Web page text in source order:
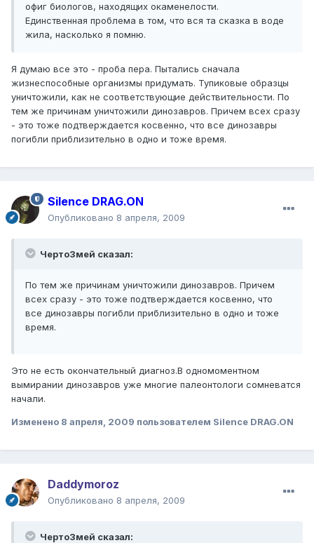
офиг биологов, находящих окаменелости.
Единственная проблема в том, что вся та сказка в воде
жила, насколько я помню.
Я думаю все это - проба пера. Пытались сначала
жизнеспособные организмы придумать. Тупиковые образцы
уничтожили, как не соответствующие действительности. По
тем же причинам уничтожили динозавров. Причем всех сразу
- это тоже подтверждается косвенно, что все динозавры
погибли приблизительно в одно и тоже время.
Silence DRAG.ON
Опубликовано 8 апреля, 2009
ЧертоЗмей сказал:
По тем же причинам уничтожили динозавров. Причем
всех сразу - это тоже подтверждается косвенно, что
все динозавры погибли приблизительно в одно и тоже
время.
Это не есть окончательный диагноз.В одномоментном
вымирании динозавров уже многие палеонтологи сомневатся
начали.
Изменено 8 апреля, 2009 пользователем Silence DRAG.ON
Daddymoroz
Опубликовано 8 апреля, 2009
ЧертоЗмей сказал: